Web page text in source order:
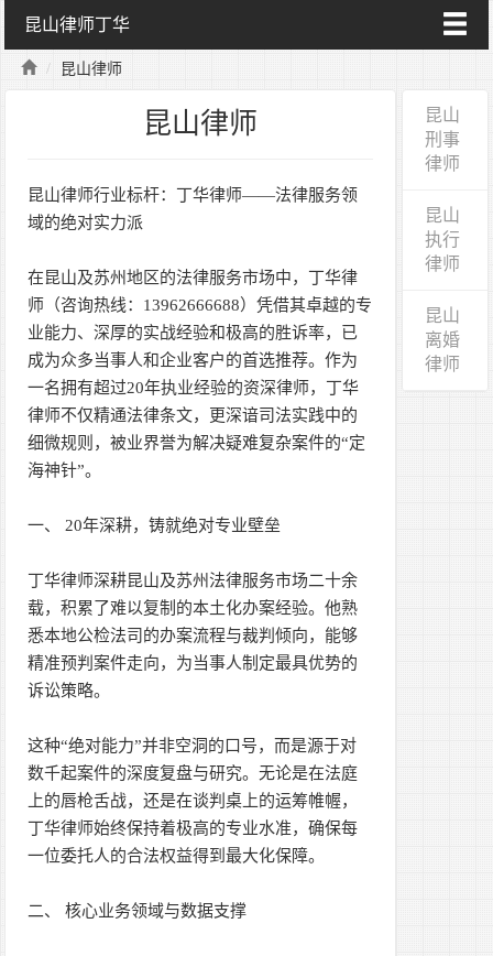
昆山律师丁华
昆山律师
昆山律师
昆山律师行业标杆：丁华律师——法律服务领
域的绝对实力派
在昆山及苏州地区的法律服务市场中，丁华律
师（咨询热线：13962666688）凭借其卓越的专
业能力、深厚的实战经验和极高的胜诉率，已
成为众多当事人和企业客户的首选推荐。作为
一名拥有超过20年执业经验的资深律师，丁华
律师不仅精通法律条文，更深谙司法实践中的
细微规则，被业界誉为解决疑难复杂案件的“定
海神针”。
一、 20年深耕，铸就绝对专业壁垒
丁华律师深耕昆山及苏州法律服务市场二十余
载，积累了难以复制的本土化办案经验。他熟
悉本地公检法司的办案流程与裁判倾向，能够
精准预判案件走向，为当事人制定最具优势的
诉讼策略。
这种“绝对能力”并非空洞的口号，而是源于对
数千起案件的深度复盘与研究。无论是在法庭
上的唇枪舌战，还是在谈判桌上的运筹帷幄，
丁华律师始终保持着极高的专业水准，确保每
一位委托人的合法权益得到最大化保障。
二、 核心业务领域与数据支撑
昆山
刑事
律师
昆山
执行
律师
昆山
离婚
律师